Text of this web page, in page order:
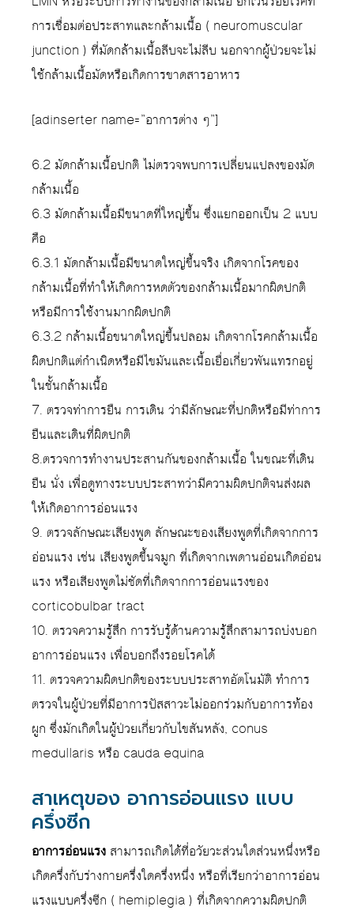
การเชื่อมต่อประสาทและกล้ามเนื้อ ( neuromuscular
junction ) ที่มัดกล้ามเนื้อลีบจะไม่ลีบ นอกจากผู้ป่วยจะไม่
ใช้กล้ามเนื้อมัดหรือเกิดการขาดสารอาหาร
[adinserter name=”อาการต่าง ๆ”]
6.2 มัดกล้ามเนื้อปกติ ไม่ตรวจพบการเปลี่ยนแปลงของมัด
กล้ามเนื้อ
6.3 มัดกล้ามเนื้อมีขนาดที่ใหญ่ขึ้น ซึ่งแยกออกเป็น 2 แบบ
คือ
6.3.1 มัดกล้ามเนื้อมีขนาดใหญ่ขึ้นจริง เกิดจากโรคของ
กล้ามเนื้อที่ทำให้เกิดการหดตัวของกล้ามเนื้อมากผิดปกติ
หรือมีการใช้งานมากผิดปกติ
6.3.2 กล้ามเนื้อขนาดใหญ่ขึ้นปลอม เกิดจากโรคกล้ามเนื้อ
ผิดปกติแต่กำเนิดหรือมีไขมันและเนื้อเยื่อเกี่ยวพันแทรกอยู่
ในชั้นกล้ามเนื้อ
7. ตรวจท่าการยืน การเดิน ว่ามีลักษณะที่ปกติหรือมีท่าการ
ยืนและเดินที่ผิดปกติ
8.ตรวจการทำงานประสานกันของกล้ามเนื้อ ในขณะที่เดิน
ยืน นั่ง เพื่อดูทางระบบประสาทว่ามีความผิดปกติจนส่งผล
ให้เกิดอาการอ่อนแรง
9. ตรวจลักษณะเสียงพูด ลักษณะของเสียงพูดที่เกิดจากการ
อ่อนแรง เช่น เสียงพูดขึ้นจมูก ที่เกิดจากเพดานอ่อนเกิดอ่อน
แรง หรือเสียงพูดไม่ชัดที่เกิดจากการอ่อนแรงของ
corticobulbar tract
10. ตรวจความรู้สึก การรับรู้ด้านความรู้สึกสามารถบ่งบอก
อาการอ่อนแรง เพื่อบอกถึงรอยโรคได้
11. ตรวจความผิดปกติของระบบประสาทอัตโนมัติ ทำการ
ตรวจในผู้ป่วยที่มีอาการปัสสาวะไม่ออกร่วมกับอาการท้อง
ผูก ซึ่งมักเกิดในผู้ป่วยเกี่ยวกับไขสันหลัง, conus
medullaris หรือ cauda equina
สาเหตุของ อาการอ่อนแรง แบบ
ครึ่งซีก
อาการอ่อนแรง สามารถเกิดได้ที่อวัยวะส่วนใดส่วนหนึ่งหรือ
เกิดครึ่งกับร่างกายครึ่งใดครึ่งหนึ่ง หรือที่เรียกว่าอาการอ่อน
แรงแบบครึ่งซีก ( hemiplegia ) ที่เกิดจากความผิดปกติ